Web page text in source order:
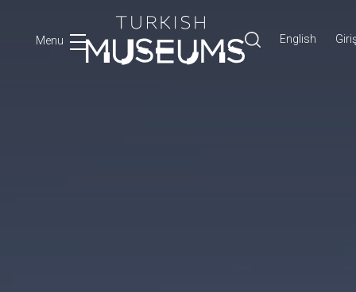
Menu
English